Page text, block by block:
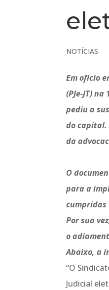
NOTÍCIAS
Em ofício
(PJe-JT)
pediu a
do capital.
da
O
para a
cumpridas
Por sua
o
Abaixo, a
“O
Judicial